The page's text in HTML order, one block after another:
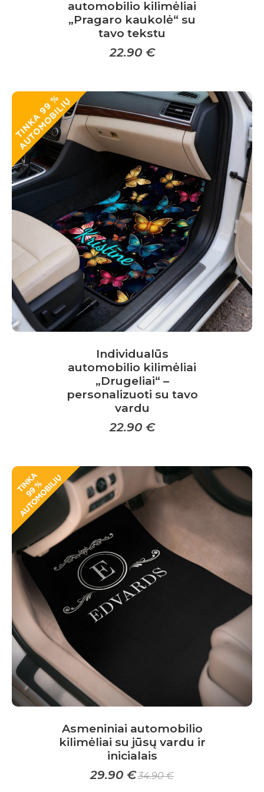
automobilio kilimėliai
„Pragaro kaukolė“ su
tavo tekstu
22.90 €
product
has
multiple
variants.
options
may
be
chosen
on
the
product
page
Individualūs
automobilio kilimėliai
„Drugeliai“ –
personalizuoti su tavo
vardu
22.90 €
product
multiple
variants.
The
options
may
chosen
Asmeniniai automobilio
kilimėliai su jūsų vardu ir
inicialais
29.90 €34.90€